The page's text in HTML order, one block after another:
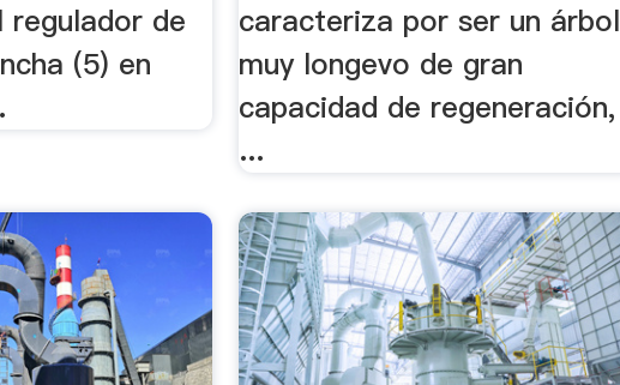
regulador de
(5) en
caracteriza por ser un árbol
muy longevo de gran
capacidad de regeneración,
...